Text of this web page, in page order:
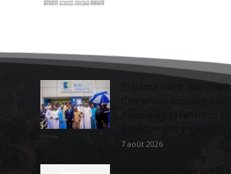
Extrême-nord : BGFIBank
7 août 2026